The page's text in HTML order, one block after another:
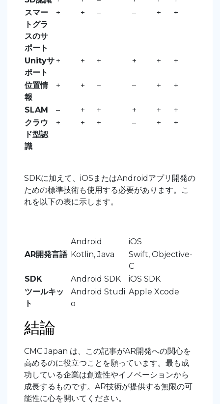
スマー
トグラ
スのサ
ポート
+ + – – + +
Unityサ
ポート
+ + + + + +
位置情
報
+ + – – + +
SLAM – + + + +
+
クラウ
ド型認
識
+ + + – + +
SDKに加えて、iOSまたはAndroidアプリ開発の
ための標準技術も使用する必要があります。こ
れを以下の表に示します。
Android
iOS
AR開発言語 Kotlin, Java
Swift, Objective-
C
SDK
Android SDK
iOS SDK
ツールキッ
ト
Android Studi
o
Apple Xcode
結論
CMC Japan は、この記事がAR開発への関心を
高めるのに役立つことを願っています。最も成
功している企業は創造性やイノベーションから
成長するものです。AR技術が提供する無限の可
能性に心を開いてください。